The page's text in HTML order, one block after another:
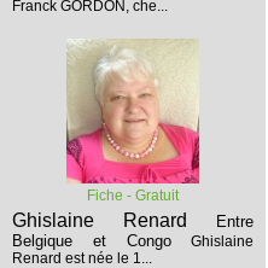
Franck GORDON, che...
Fiche - Gratuit
Ghislaine Renard
Entre
Belgique et Congo
Ghislaine
Renard est née le 1...